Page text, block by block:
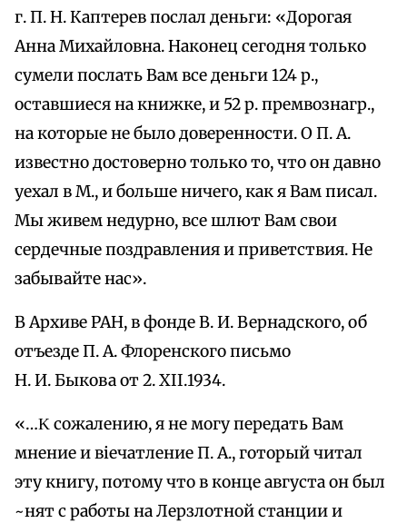
г. П. Н. Каптерев послал деньги: «Дорогая
Анна Михайловна. Наконец сегодня только
сумели послать Вам все деньги 124 р.,
оставшиеся на книжке, и 52 р. премвознагр.,
на которые не было доверенности. О П. А.
известно достоверно только то, что он давно
уехал в М., и больше ничего, как я Вам писал.
Мы живем недурно, все шлют Вам свои
сердечные поздравления и приветствия. He
забывайте нас».
В Архиве РАН, в фонде В. И. Вернадского, об
отъезде П. А. Флоренского письмо
Н. И. Быкова от 2. ХІІ.1934.
«…Κ сожалению, я не могу передать Вам
мнение и віечатление П. А., готорый читал
эту книгу, потому что в конце августа он был
~нят с работы на Лерзлотной станции и